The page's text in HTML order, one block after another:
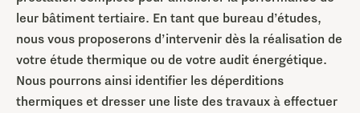
leur bâtiment tertiaire. En tant que bureau d’études,
nous vous proposerons d’intervenir dès la réalisation de
votre étude thermique ou de votre audit énergétique.
Nous pourrons ainsi identifier les déperditions
thermiques et dresser une liste des travaux à effectuer